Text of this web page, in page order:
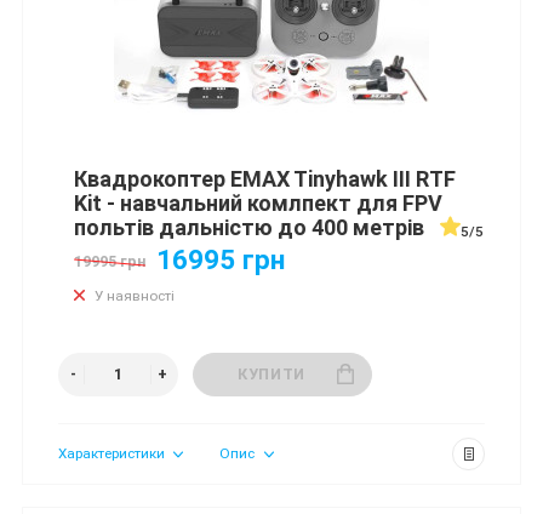
Квадрокоптер EMAX Tinyhawk III RTF
Kit - навчальний комлпект для FPV
польтів дальністю до 400 метрів
5/5
19995 грн 16995 грн
У наявності
КУПИТИ
Характеристики Опис